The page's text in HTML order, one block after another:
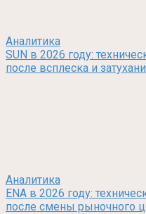
Аналитика
SUN в 2026 году:
после всплеска и
Аналитика
ENA в 2026 году:
после смены рыночного